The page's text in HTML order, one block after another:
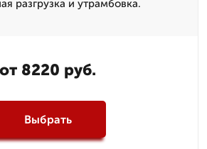
разгрузка и утрамбовка.
от 8220 руб.
Выбрать